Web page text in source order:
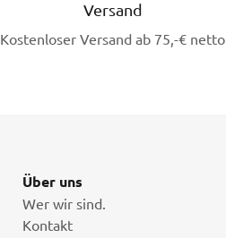
Versand
Kostenloser Versand ab 75,-€ netto
Über uns
Wer wir sind.
Kontakt